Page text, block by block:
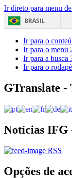
Ir direto para menu
BRASIL
Ir para o
Ir para o menu
Ir para a busca
Ir para o rodapé
GTranslate -
Notícias IFG
RSS
Opções de